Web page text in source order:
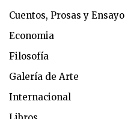
Cuentos, Prosas y Ensayo
Economia
Filosofía
Galería de Arte
Internacional